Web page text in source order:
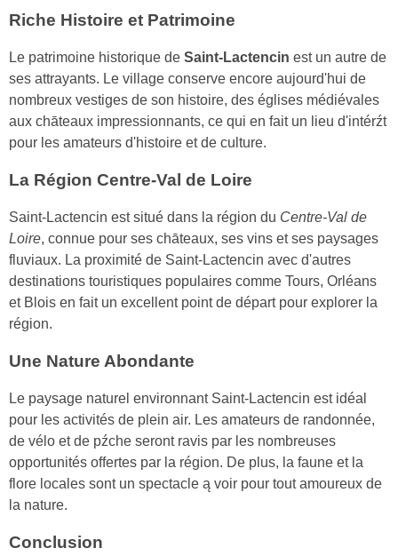
Riche Histoire et Patrimoine
Le patrimoine historique de Saint-Lactencin est un autre de
ses attrayants. Le village conserve encore aujourd'hui de
nombreux vestiges de son histoire, des églises médiévales
aux chāteaux impressionnants, ce qui en fait un lieu d'intérźt
pour les amateurs d'histoire et de culture.
La Région Centre-Val de Loire
Saint-Lactencin est situé dans la région du Centre-Val de
Loire, connue pour ses chāteaux, ses vins et ses paysages
fluviaux. La proximité de Saint-Lactencin avec d'autres
destinations touristiques populaires comme Tours, Orléans
et Blois en fait un excellent point de départ pour explorer la
région.
Une Nature Abondante
Le paysage naturel environnant Saint-Lactencin est idéal
pour les activités de plein air. Les amateurs de randonnée,
de vélo et de pźche seront ravis par les nombreuses
opportunités offertes par la région. De plus, la faune et la
flore locales sont un spectacle ą voir pour tout amoureux de
la nature.
Conclusion